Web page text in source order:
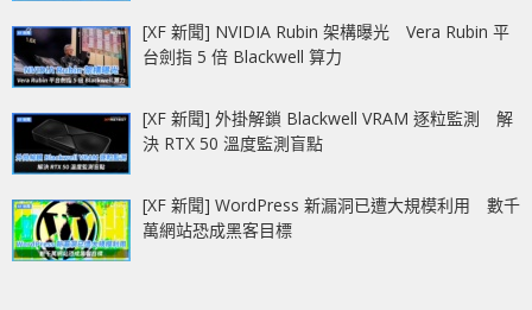
[XF 新聞] NVIDIA Rubin 架構曝光 Vera Rubin 平
台劍指 5 倍 Blackwell 算力
[XF 新聞] 外掛解鎖 Blackwell VRAM 逐粒監測 解
決 RTX 50 溫度監測盲點
[XF 新聞] WordPress 新漏洞已遭大規模利用 數千
萬網站恐成黑客目標